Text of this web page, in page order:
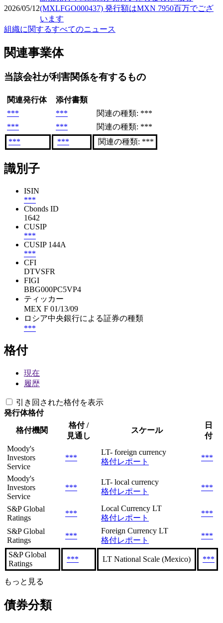
2026/05/12(MXLFGO000437) 発行額はMXN 7950百万でござ
います
組織に関するすべてのニュース
関連事業体
当該会社が利害関係を有するもの
関連発行体
添付書類
***
***
関連の種類: ***
***
***
関連の種類: ***
***
*** 関連の種類: ***
識別子
ISIN
***
Cbonds ID
1642
CUSIP
***
CUSIP 144A
***
CFI
DTVSFR
FIGI
BBG000PC5VP4
ティッカー
MEX F 01/13/09
ロシア中央銀行による証券の種類
***
格付
現在
履歴
引き回された格付を表示
発行体格付
格付機関
格付 /
見通し
スケール
日
付
Moody's
Investors
Service
***
LT- foreign currency
格付レポート
***
Moody's
Investors
Service
***
LT- local currency
格付レポート
***
S&P Global
Ratings
***
Local Currency LT
格付レポート
***
S&P Global
Ratings
***
Foreign Currency LT
格付レポート
***
S&P Global
Ratings
*** LT National Scale (Mexico) ***
もっと見る
債券分類